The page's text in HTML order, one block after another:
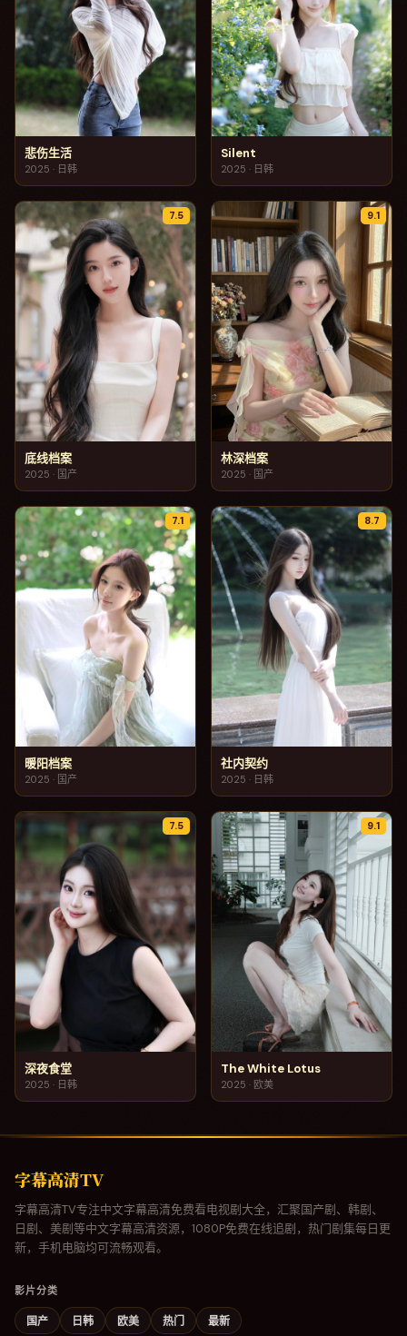
悲伤生活
2025 · 日韩
Silent
2025 · 日韩
7.5
底线档案
2025 · 国产
9.1
林深档案
2025 · 国产
7.1
暖阳档案
2025 · 国产
8.7
社内契约
2025 · 日韩
7.5
深夜食堂
2025 · 日韩
9.1
The White Lotus
2025 · 欧美
字幕高清TV
字幕高清TV专注中文字幕高清免费看电视剧大全，汇聚国产剧、韩剧、
日剧、美剧等中文字幕高清资源，1080P免费在线追剧，热门剧集每日更
新，手机电脑均可流畅观看。
影片分类
国产 日韩 欧美 热门 最新